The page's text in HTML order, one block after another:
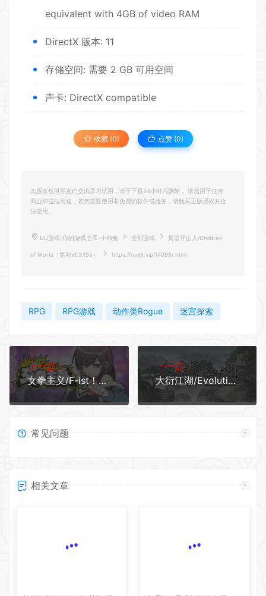
equivalent with 4GB of video RAM
DirectX 版本: 11
存储空间: 需要 2 GB 可用空间
声卡: DirectX compatible
收藏 (0) 点赞 (0)
本版本仅供朋友们交流学习试用，请于下载24小时内删除， 请勿用于任何
商业和违法用途，若您需要使用非免费的软件或服务，请购买正版授权并合
法使用。
UU游戏-你的游戏仓库-小韩兔 全部游戏 莫塔守山人/Children
of Morta（更新v1.3.155） https://uuyx.vip/14098/.html
RPG RPG游戏 动作类Rogue 迷宫探索
上一篇：
女拳主义/F-ist！（Build.10204548）
下一篇：
大衍江湖/Evolution Of JiangHu（更新V0.8674-拍卖会与武道会）
常见问题
相关文章